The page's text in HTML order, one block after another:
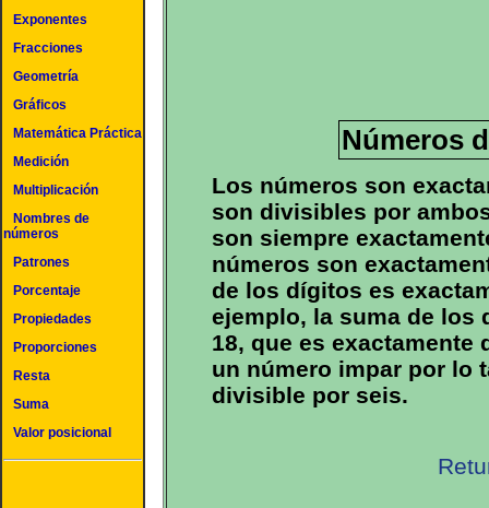
Exponentes
Fracciones
Geometría
Gráficos
Matemática Práctica
Medición
Multiplicación
Nombres de
números
Patrones
Porcentaje
Propiedades
Proporciones
Resta
Suma
Valor posicional
Números
Los números son
son divisibles por
son siempre
números son
de los dígitos es
ejemplo, la suma de los
18, que es exactamente
un número impar por lo
divisible por seis.